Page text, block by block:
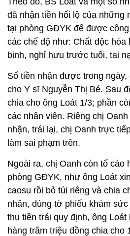
đã nhận tiền hối lộ của những
tại phòng GĐYK để được
các chế độ như: Chất độc hóa
binh, nghỉ hưu trước tuổi, tai
Số tiền nhận được trong
cho Y sĩ Nguyễn Thị Bé. Sau
chia cho ông Loát 1/3; phần
các nhân viên. Riêng chị
nhận, trái lại, chị Oanh trực
làm sai phạm trên.
Ngoài ra, chị Oanh còn tố cáo
phòng GĐYK, như ông Loát
caosu rồi bỏ túi riêng và chia
nhân, dùng tờ phiếu khám
thu tiền trái quy định, ông Loát
hàng trăm triệu đồng chia cho